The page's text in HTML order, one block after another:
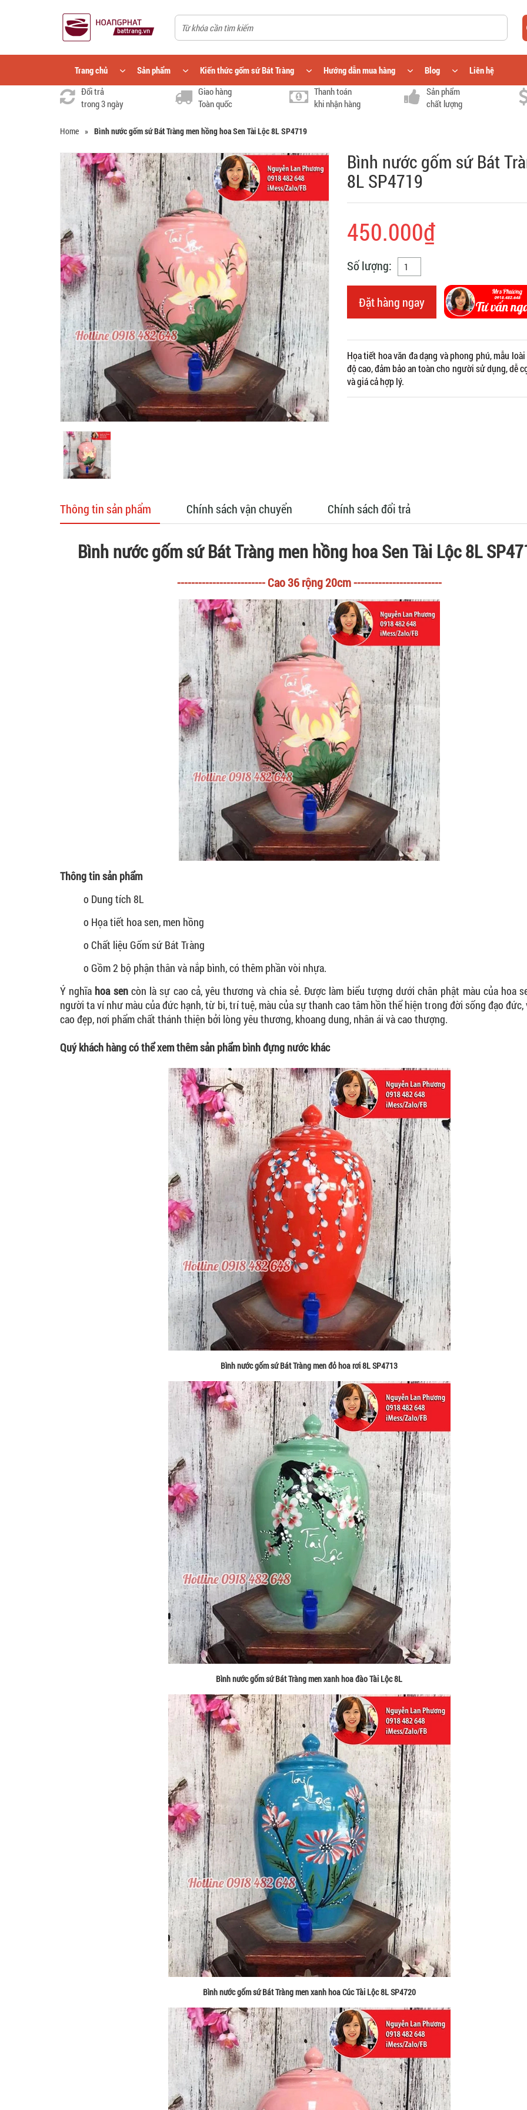
Trang chủ Sản phẩm Kiến thức gốm sứ Bát Tràng Hướng dẫn mua hàng Blog
Liên hệ
Đổi trả
trong 3 ngày
Giao hàng
Toàn quốc
Thanh toán
khi nhận hàng
Sản phẩm
chất lượng
Home » Bình nước gốm sứ Bát Tràng men hồng hoa Sen Tài Lộc 8L SP4719
Bình nước gốm sứ Bát
8L SP4719
450.000₫
Số lượng:
Đặt hàng ngay
Họa tiết hoa văn đa dạng và phong phú, mẫu
độ cao, đảm bảo an toàn cho người sử dụng, dễ
và giá cả hợp lý.
Thông tin sản phẩm Chính sách vận chuyển Chính sách đổi trả
Bình nước gốm sứ Bát Tràng men hồng hoa Sen Tài Lộc 8L
------------------------- Cao 36 rộng 20cm -------------------------
Thông tin sản phẩm
o Dung tích 8L
o Họa tiết hoa sen, men hồng
o Chất liệu Gốm sứ Bát Tràng
o Gồm 2 bộ phận thân và nắp bình, có thêm phần vòi nhựa.
Ý nghĩa hoa sencòn là sự cao cả, yêu thương và chia sẻ. Được làm biểu tượng dưới chân phật màu của hoa
người ta ví như màu của đức hạnh, từ bi, trí tuệ, màu của sự thanh cao tâm hồn thể hiện trong đời sống đạo đức,
cao đẹp, nơi phẩm chất thánh thiện bởi lòng yêu thương, khoang dung, nhân ái và cao thượng.
Quý khách hàng có thể xem thêm sản phẩm bình đựng nước khác
Bình nước gốm sứ Bát Tràng men đỏ hoa rơi 8L SP4713
Bình nước gốm sứ Bát Tràng men xanh hoa đào Tài Lộc 8L
Bình nước gốm sứ Bát Tràng men xanh hoa Cúc Tài Lộc 8L SP4720